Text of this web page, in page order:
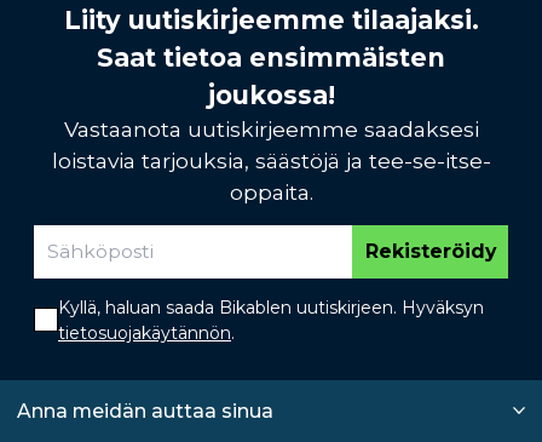
Liity uutiskirjeemme tilaajaksi.
Saat tietoa ensimmäisten
joukossa!
Vastaanota uutiskirjeemme saadaksesi
loistavia tarjouksia, säästöjä ja tee-se-itse-
oppaita.
Rekisteröidy
Kyllä, haluan saada Bikablen uutiskirjeen. Hyväksyn
tietosuojakäytännön.
Anna meidän auttaa sinua